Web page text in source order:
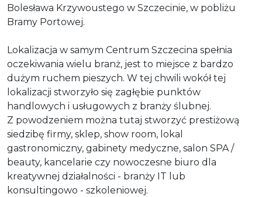
Bolesława Krzywoustego w Szczecinie, w pobliżu
Bramy Portowej.
Lokalizacja w samym Centrum Szczecina spełnia
oczekiwania wielu branż, jest to miejsce z bardzo
dużym ruchem pieszych. W tej chwili wokół tej
lokalizacji stworzyło się zagłębie punktów
handlowych i usługowych z branży ślubnej.
Z powodzeniem można tutaj stworzyć prestiżową
siedzibę firmy, sklep, show room, lokal
gastronomiczny, gabinety medyczne, salon SPA /
beauty, kancelarie czy nowoczesne biuro dla
kreatywnej działalności - branży IT lub
konsultingowo - szkoleniowej.